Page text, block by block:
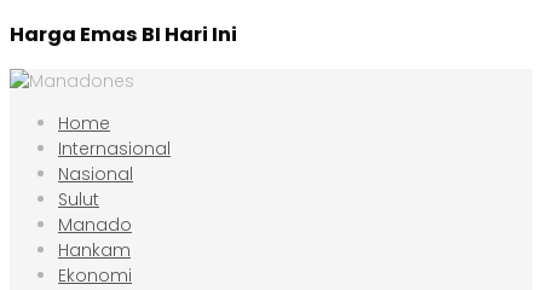
Harga Emas BI Hari Ini
Home
Internasional
Nasional
Sulut
Manado
Hankam
Ekonomi